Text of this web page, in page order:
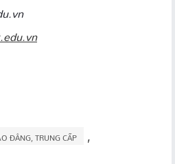
ĐẲNG, TRUNG CẤP